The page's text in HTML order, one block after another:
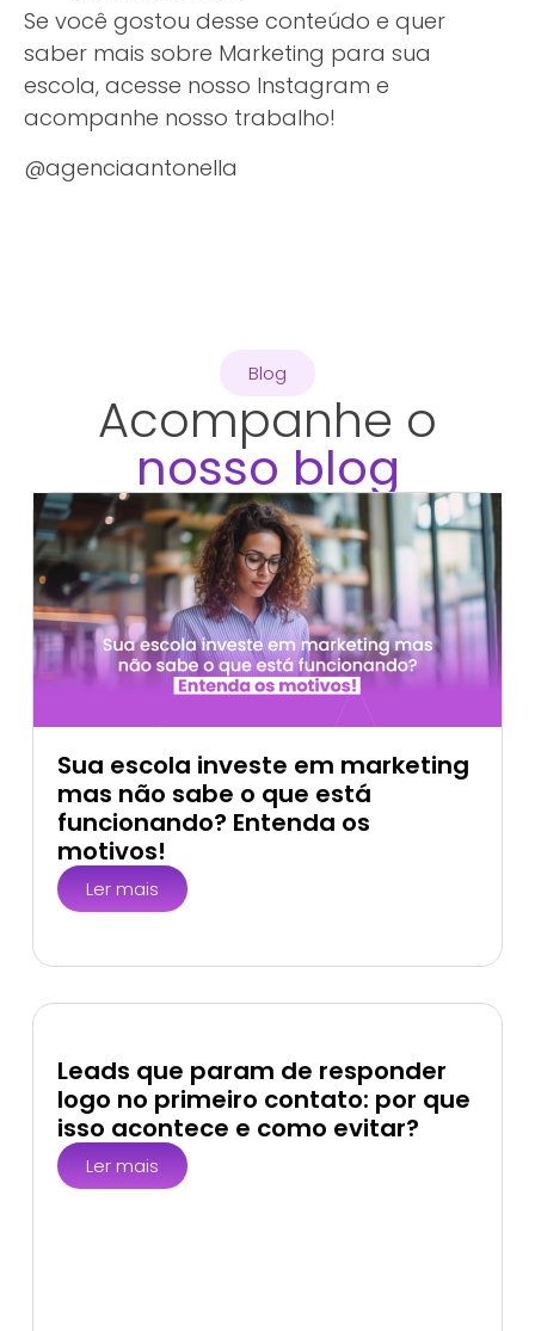
Se você gostou desse conteúdo e quer
saber mais sobre Marketing para sua
escola, acesse nosso Instagram e
acompanhe nosso trabalho!
@agenciaantonella
Blog
Acompanhe o
nosso blog
Sua escola investe em marketing
mas não sabe o que está
funcionando? Entenda os
motivos!
Ler mais
Leads que param de responder
logo no primeiro contato: por que
isso acontece e como evitar?
Ler mais